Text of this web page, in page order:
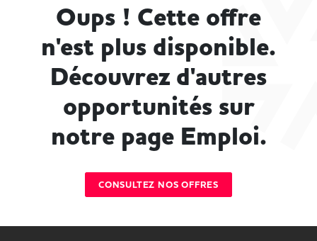
Oups ! Cette offre
n'est plus disponible.
Découvrez d'autres
opportunités sur
notre page Emploi.
CONSULTEZ NOS OFFRES